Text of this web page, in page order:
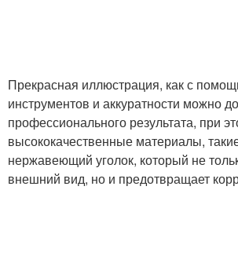
Прекрасная иллюстрация, как с
инструментов и аккуратности можно
профессионального результата, при
высококачественные материалы,
нержавеющий уголок, который не
внешний вид, но и предотвращает